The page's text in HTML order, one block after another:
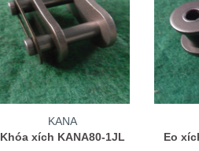
KANA
Khóa xích KANA80-1JL
Eo